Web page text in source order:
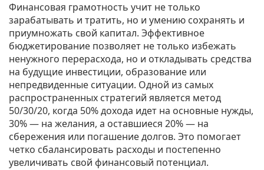
Финансовая грамотность учит не только
зарабатывать и тратить, но и умению сохранять и
приумножать свой капитал. Эффективное
бюджетирование позволяет не только избежать
ненужного перерасхода, но и откладывать средства
на будущие инвестиции, образование или
непредвиденные ситуации. Одной из самых
распространенных стратегий является метод
50/30/20, когда 50% дохода идет на основные нужды,
30% — на желания, а оставшиеся 20% — на
сбережения или погашение долгов. Это помогает
четко сбалансировать расходы и постепенно
увеличивать свой финансовый потенциал.